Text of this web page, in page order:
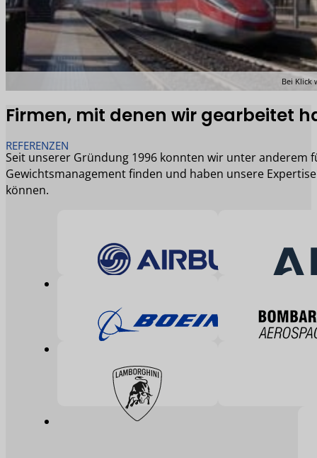
Bei Klick
Firmen, mit denen wir gearbeitet
REFERENZEN
Seit unserer Gründung 1996 konnten wir unter anderem
Gewichtsmanagement finden und haben unsere
können.